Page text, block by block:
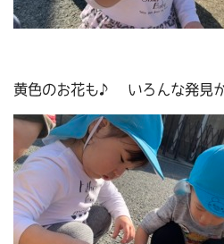
黄色のお花も♪ いろんな発見が